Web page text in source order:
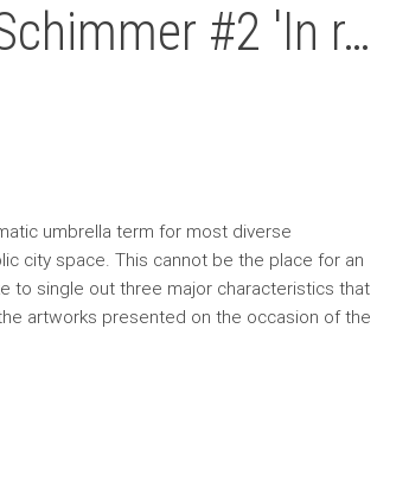
#2 'In r…
umbrella term for most diverse
city space. This cannot be the place for an
to single out three major characteristics that
artworks presented on the occasion of the